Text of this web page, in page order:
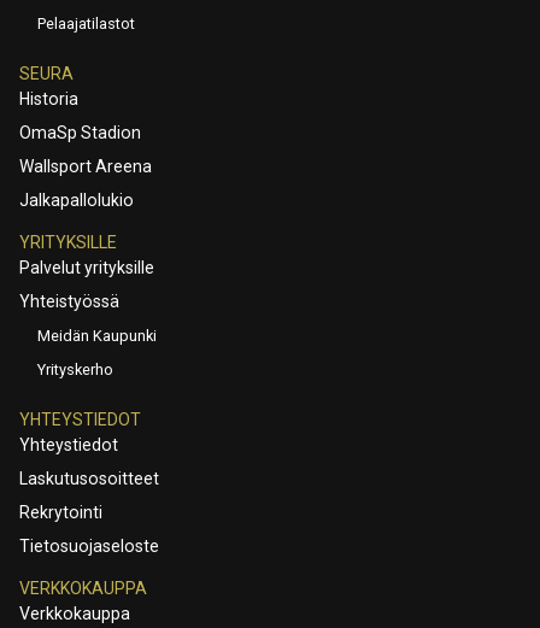
Pelaajatilastot
SEURA
Historia
OmaSp Stadion
Wallsport Areena
Jalkapallolukio
YRITYKSILLE
Palvelut yrityksille
Yhteistyössä
Meidän Kaupunki
Yrityskerho
YHTEYSTIEDOT
Yhteystiedot
Laskutusosoitteet
Rekrytointi
Tietosuojaseloste
VERKKOKAUPPA
Verkkokauppa